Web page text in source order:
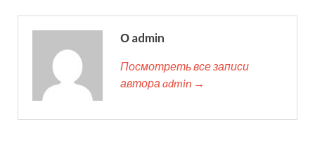
О admin
Посмотреть все записи
автора admin →